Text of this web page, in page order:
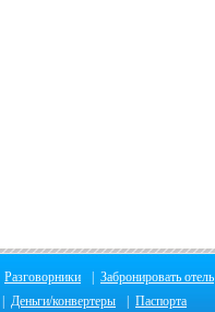
Разговорники
Забронировать отель
Деньги/конвертеры Паспорта